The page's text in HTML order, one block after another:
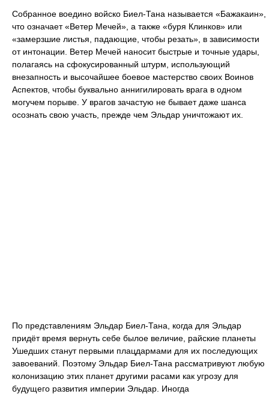
Собранное воедино войско Биел-Тана называется «Бажакаин»,
что означает «Ветер Мечей», а также «буря Клинков» или
«замерзшие листья, падающие, чтобы резать», в зависимости
от интонации. Ветер Мечей наносит быстрые и точные удары,
полагаясь на сфокусированный штурм, использующий
внезапность и высочайшее боевое мастерство своих Воинов
Аспектов, чтобы буквально аннигилировать врага в одном
могучем порыве. У врагов зачастую не бывает даже шанса
осознать свою участь, прежде чем Эльдар уничтожают их.
По представлениям Эльдар Биел-Тана, когда для Эльдар
придёт время вернуть себе былое величие, райские планеты
Ушедших станут первыми плацдармами для их последующих
завоеваний. Поэтому Эльдар Биел-Тана рассматривуют любую
колонизацию этих планет другими расами как угрозу для
будущего развития империи Эльдар. Иногда